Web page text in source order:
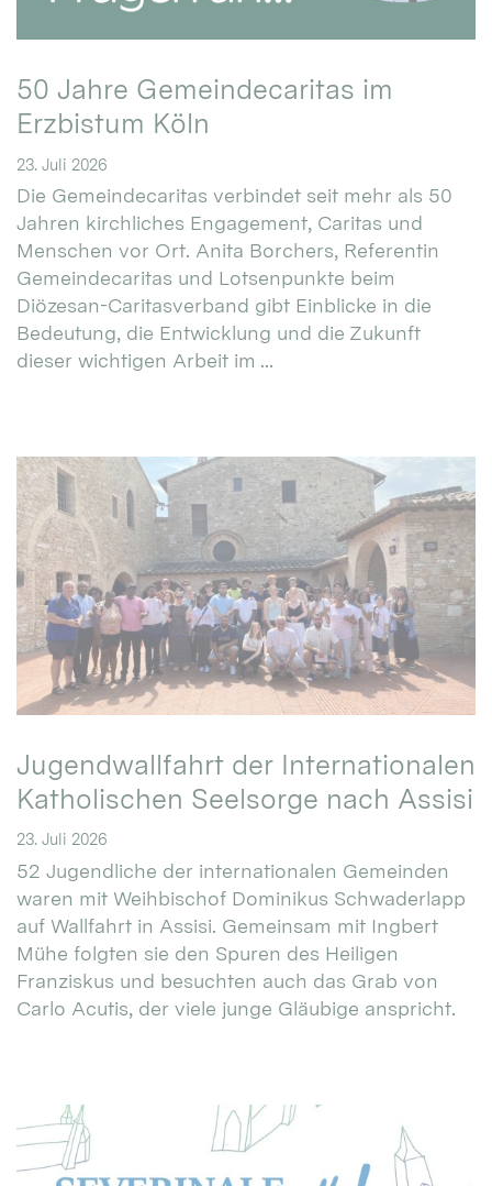
50 Jahre Gemeindecaritas im
Erzbistum Köln
23. Juli 2026
Die Gemeindecaritas verbindet seit mehr als 50
Jahren kirchliches Engagement, Caritas und
Menschen vor Ort. Anita Borchers, Referentin
Gemeindecaritas und Lotsenpunkte beim
Diözesan-Caritasverband gibt Einblicke in die
Bedeutung, die Entwicklung und die Zukunft
dieser wichtigen Arbeit im ...
Jugendwallfahrt der Internationalen
Katholischen Seelsorge nach Assisi
23. Juli 2026
52 Jugendliche der internationalen Gemeinden
waren mit Weihbischof Dominikus Schwaderlapp
auf Wallfahrt in Assisi. Gemeinsam mit Ingbert
Mühe folgten sie den Spuren des Heiligen
Franziskus und besuchten auch das Grab von
Carlo Acutis, der viele junge Gläubige anspricht.